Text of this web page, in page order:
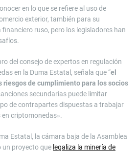
en lo que se refiere al uso de
exterior, también para su
ruso, pero los legisladores han
del consejo de expertos en regulación
en la Duma Estatal, señala que “el
riesgos de cumplimiento para los socios
secundarias puede limitar
de contrapartes dispuestas a trabajar
criptomonedas».
Estatal, la cámara baja de la Asamblea
un proyecto que legaliza la minería de